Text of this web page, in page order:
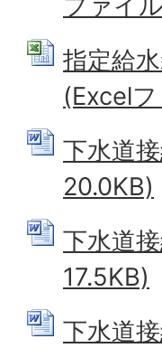
指定給
(Excel
下水道
20.0KB)
下水道
17.5KB)
下水道